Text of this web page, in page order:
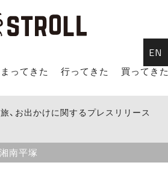
ってきた 行ってきた 買ってき
、お出かけに関するプレスリリース
南平塚
EN